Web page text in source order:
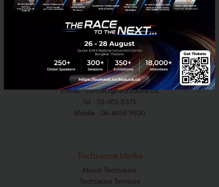
News bay mufg ecosystem ASEAN Expansion
E-mail :contact@techsauce.co
Tel : 02-001-5375
Mobile : 06-4658-9500
Techsauce Media
About Techsauce
Techsauce Services